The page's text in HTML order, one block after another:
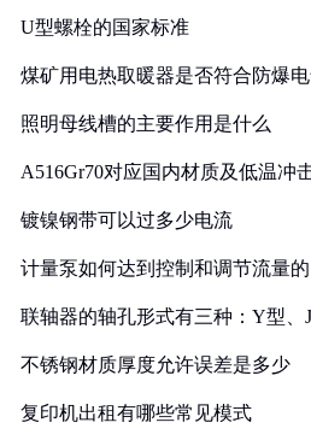
U型螺栓的国家标准
煤矿用电热取暖器是否符合防爆
照明母线槽的主要作用是什么
A516Gr70对应国内材质及低温冲
镀镍钢带可以过多少电流
计量泵如何达到控制和调节流量
联轴器的轴孔形式有三种：Y型、
不锈钢材质厚度允许误差是多少
复印机出租有哪些常见模式